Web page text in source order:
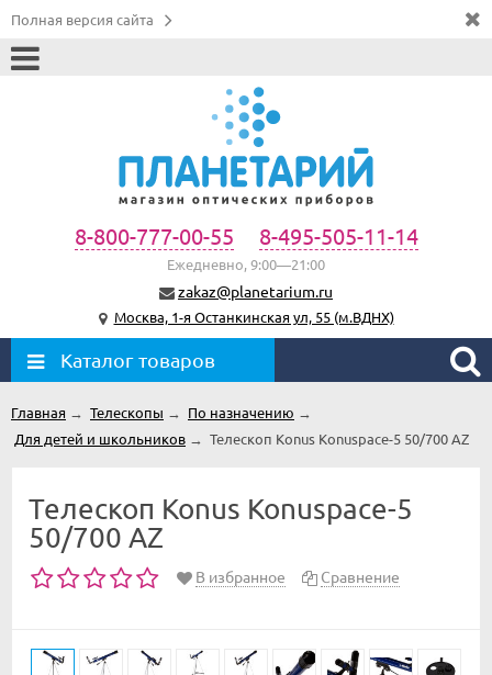
Полная версия сайта
8-800-777-00-55 8-495-505-11-14
Ежедневно, 9:00—21:00
zakaz@planetarium.ru
Москва, 1-я Останкинская ул, 55 (м.ВДНХ)
Каталог товаров
Главная → Телескопы → По назначению →
Для детей и школьников → Телескоп Konus Konuspace-5 50/700 AZ
Телескоп Konus Konuspace-5
50/700 AZ
В избранное Сравнение